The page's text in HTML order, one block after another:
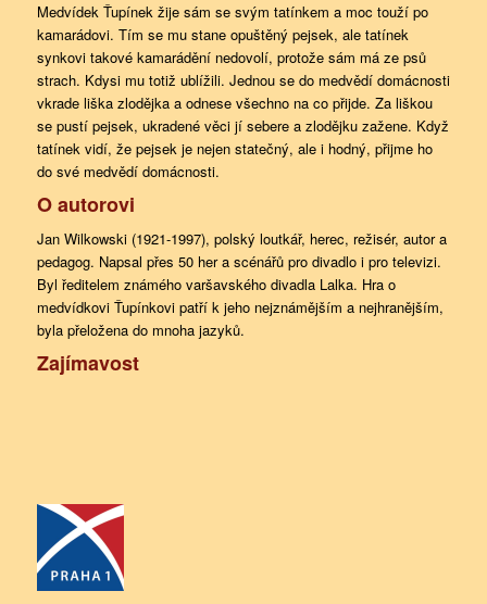
Medvídek Ťupínek žije sám se svým tatínkem a moc touží po
kamarádovi. Tím se mu stane opuštěný pejsek, ale tatínek
synkovi takové kamarádění nedovolí, protože sám má ze psů
strach. Kdysi mu totiž ublížili. Jednou se do medvědí domácnosti
vkrade liška zlodějka a odnese všechno na co přijde. Za liškou
se pustí pejsek, ukradené věci jí sebere a zlodějku zažene. Když
tatínek vidí, že pejsek je nejen statečný, ale i hodný, přijme ho
do své medvědí domácnosti.
O autorovi
Jan Wilkowski (1921-1997), polský loutkář, herec, režisér, autor a
pedagog. Napsal přes 50 her a scénářů pro divadlo i pro televizi.
Byl ředitelem známého varšavského divadla Lalka. Hra o
medvídkovi Ťupínkovi patří k jeho nejznámějším a nejhranějším,
byla přeložena do mnoha jazyků.
Zajímavost